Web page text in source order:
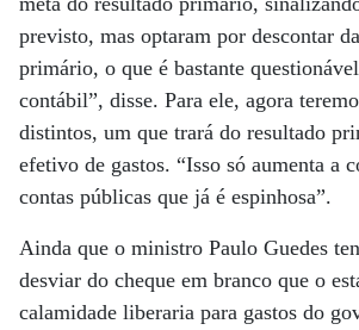
previsto, mas optaram por descontar
primário, o que é bastante
contábil”, disse. Para ele, agora
distintos, um que trará do resultado
efetivo de gastos. “Isso só aumenta a
contas públicas que já é espinhosa”.
Ainda que o ministro Paulo Guedes
desviar do cheque em branco que o
calamidade liberaria para gastos do